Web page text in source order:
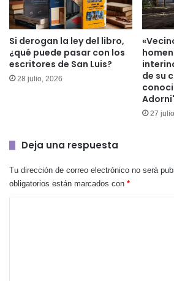
Si derogan la ley del libro,
¿qué puede pasar con los
escritores de San Luis?
28 julio, 2026
de su
27
Deja una respuesta
Tu dirección de correo electrónico no será
obligatorios están marcados con *